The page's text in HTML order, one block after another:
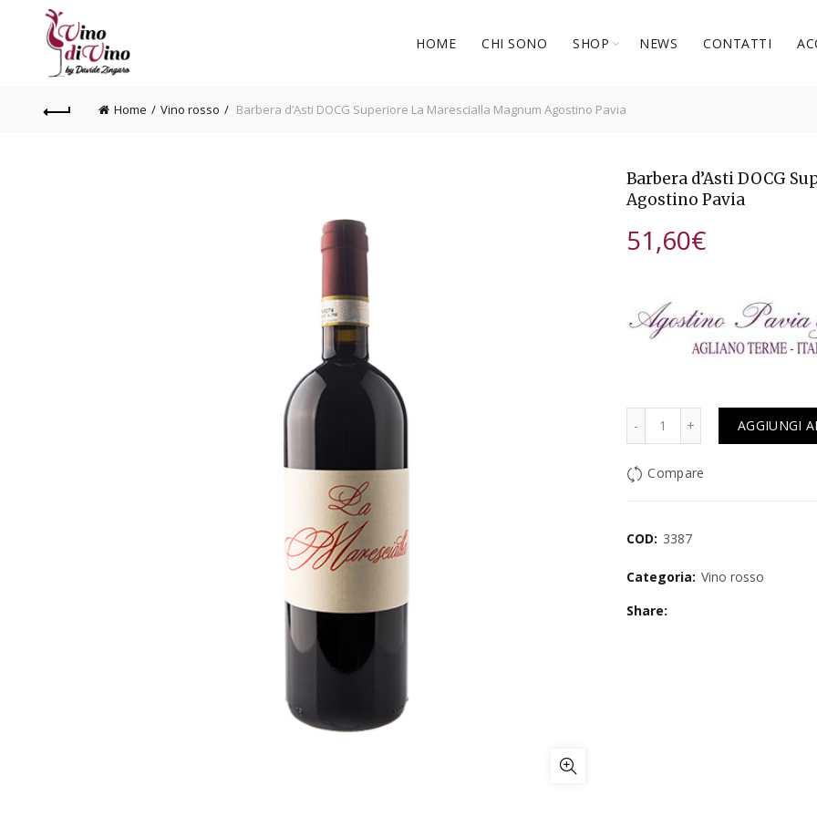
HOME CHI SONO SHOP NEWS CONTATTI
Home Vino rosso Barbera d’Asti DOCG Superiore La Marescialla Magnum Agostino Pavia
Barbera d’Asti DOCG
Agostino Pavia
51,60€
AGGIUNGI
Compare
COD: 3387
Categoria: Vino rosso
Share